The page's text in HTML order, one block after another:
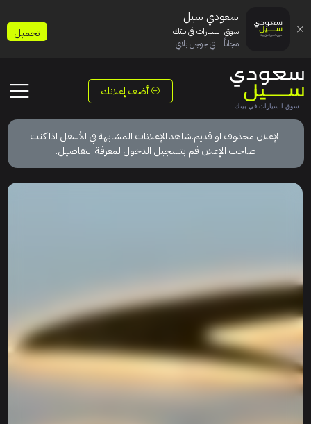
أضف إعلانك
الإعلان محذوف او قديم.شاهد الإعلانات المشابهة في الأسفل اذا كنت
صاحب الإعلان قم بتسجيل الدخول لمعرفة التفاصيل.
سعودي سيل
سوق السيارات في بيتك
مجاناً - في جوجل بلاي
تحميل